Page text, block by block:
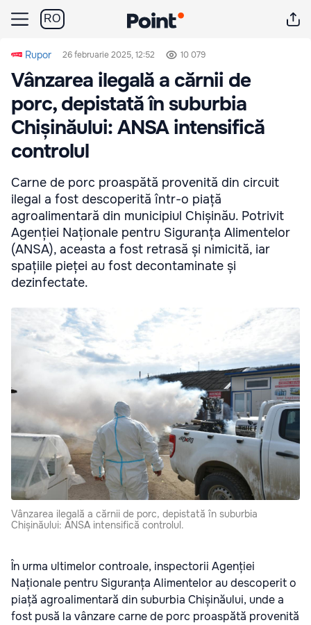
RO
Rupor 26 februarie 2025, 12:52 10 079
Vânzarea ilegală a cărnii de
porc, depistată în suburbia
Chișinăului: ANSA intensifică
controlul
Carne de porc proaspătă provenită din circuit
ilegal a fost descoperită într-o piață
agroalimentară din municipiul Chișinău. Potrivit
Agenției Naționale pentru Siguranța Alimentelor
(ANSA), aceasta a fost retrasă și nimicită, iar
spațiile pieței au fost decontaminate și
dezinfectate.
Vânzarea ilegală a cărnii de porc, depistată în suburbia
Chișinăului: ANSA intensifică controlul.
În urma ultimelor controale, inspectorii Agenției
Naționale pentru Siguranța Alimentelor au descoperit o
piață agroalimentară din suburbia Chișinăului, unde a
fost pusă la vânzare carne de porc proaspătă provenită